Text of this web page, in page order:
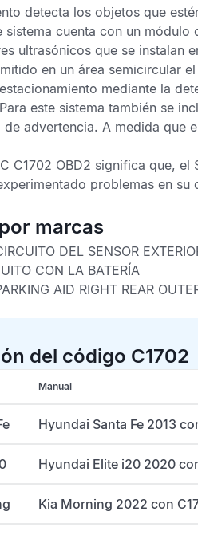
detecta los objetos que
sistema cuenta con un
ultrasónicos que se instalan
en un área semicircular
mediante la
este sistema también se
advertencia. A medida que
C1702 OBD2 significa que, el
problemas en
marcas
DEL SENSOR
CON LA BATERÍA
AID RIGHT REAR
del código C1702
Manual
Hyundai Santa Fe 2013
Hyundai Elite i20 2020
Kia Morning 2022 con